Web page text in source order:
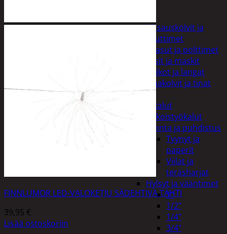
Hitsauskolvit ja
suuttimet
Kaasut ja polttimet
Lasit ja maskit
Puikot ja langat
Tinakolvit ja tinat
Imurit
Käsityökalut
Erikoistyökalut
Hionta ja puhdistus
Tyynyt ja
paperit
Viilat ja
teräsharjat
Hylsyt ja vääntimet
1"
1/2"
1/4"
3/4"
FINNLUMOR LED-VALOKETJU SÄDEHTIVÄ TÄHTI
39,95 €
Lisää ostoskoriin